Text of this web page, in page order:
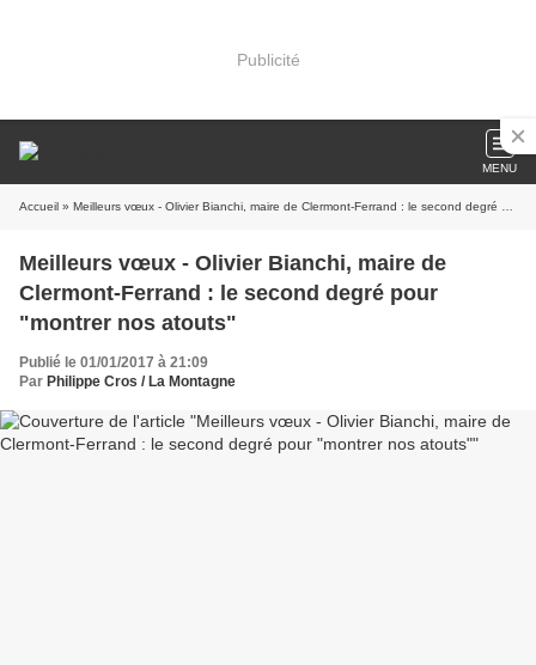
Publicité
MENU
Accueil » Meilleurs vœux - Olivier Bianchi, maire de Clermont-Ferrand : le second degré pour "montrer nos atouts"
Meilleurs vœux - Olivier Bianchi, maire de
Clermont-Ferrand : le second degré pour
"montrer nos atouts"
Publié le 01/01/2017 à 21:09
Par Philippe Cros / La Montagne